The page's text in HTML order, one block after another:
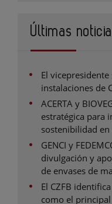
Últimas
El
instalaciones de
ACERTA y
estratégica para
sostenibilidad
GENCI y
divulgación y
de envases de
El CZFB
como el